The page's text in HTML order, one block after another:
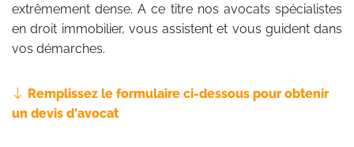
extrêmement dense. A ce titre nos avocats spécialistes
en droit immobilier, vous assistent et vous guident dans
vos démarches.
Remplissez le formulaire ci-dessous pour obtenir
un devis d'avocat